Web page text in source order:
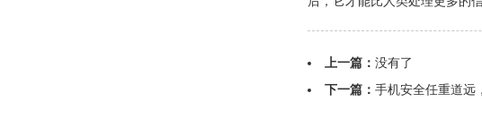
上一篇： 没有了
下一篇： 手机安全任重道远